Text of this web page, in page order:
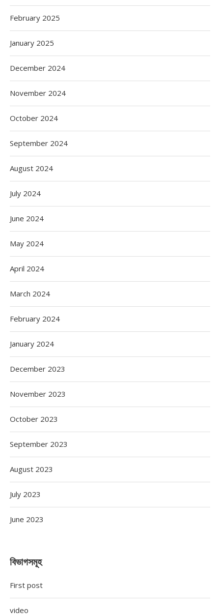
February 2025
January 2025
December 2024
November 2024
October 2024
September 2024
August 2024
July 2024
June 2024
May 2024
April 2024
March 2024
February 2024
January 2024
December 2023
November 2023
October 2023
September 2023
August 2023
July 2023
June 2023
বিভাগসমূহ
First post
video